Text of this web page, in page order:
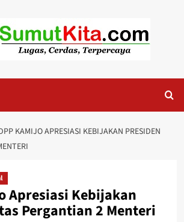
KAMIJO APRESIASI KEBIJAKAN PRESIDEN
Apresiasi Kebijakan
Pergantian 2 Menteri